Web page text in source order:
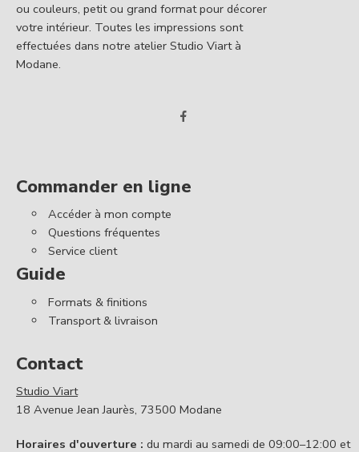
ou couleurs, petit ou grand format pour décorer
votre intérieur. Toutes les impressions sont
effectuées dans notre atelier Studio Viart à
Modane.
Commander en ligne
Accéder à mon compte
Questions fréquentes
Service client
Guide
Formats & finitions
Transport & livraison
Contact
Studio Viart
18 Avenue Jean Jaurès, 73500 Modane
Horaires d'ouverture : du mardi au samedi de 09:00–12:00 et